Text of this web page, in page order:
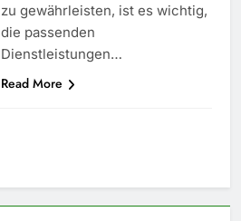
zu gewährleisten, ist es wichtig,
die passenden
Dienstleistungen…
Read More